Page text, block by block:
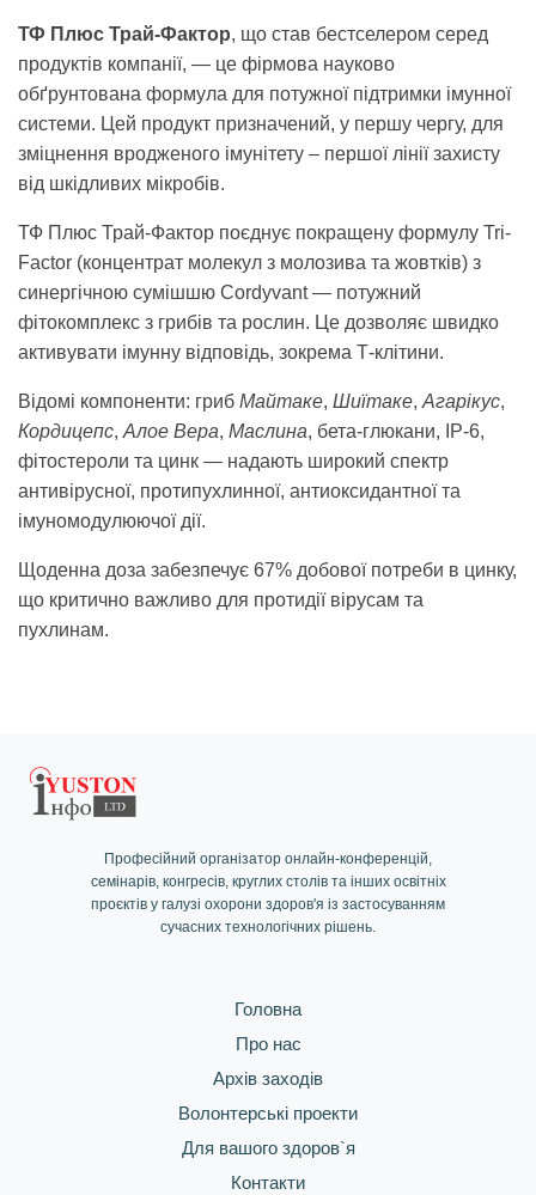
ТФ Плюс Трай-Фактор, що став бестселером серед
продуктів компанії, — це фірмова науково
обґрунтована формула для потужної підтримки імунної
системи. Цей продукт призначений, у першу чергу, для
зміцнення вродженого імунітету – першої лінії захисту
від шкідливих мікробів.
ТФ Плюс Трай-Фактор поєднує покращену формулу Tri-
Factor (концентрат молекул з молозива та жовтків) з
синергічною сумішшю Cordyvant — потужний
фітокомплекс з грибів та рослин. Це дозволяє швидко
активувати імунну відповідь, зокрема Т-клітини.
Відомі компоненти: гриб Майтаке, Шиїтаке, Агарікус,
Кордицепс, Алое Вера, Маслина, бета-глюкани, IP-6,
фітостероли та цинк — надають широкий спектр
антивірусної, протипухлинної, антиоксидантної та
імуномодулюючої дії.
Щоденна доза забезпечує 67% добової потреби в цинку,
що критично важливо для протидії вірусам та
пухлинам.
Професійний організатор онлайн-конференцій,
семінарів, конгресів, круглих столів та інших освітніх
проєктів у галузі охорони здоров'я із застосуванням
сучасних технологічних рішень.
Головна
Про нас
Архів заходів
Волонтерські проекти
Для вашого здоров`я
Контакти